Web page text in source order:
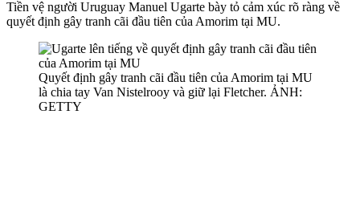
Tiền vệ người Uruguay Manuel Ugarte bày tỏ cảm xúc rõ ràng về
quyết định gây tranh cãi đầu tiên của Amorim tại MU.
Quyết định gây tranh cãi đầu tiên của Amorim tại MU
là chia tay Van Nistelrooy và giữ lại Fletcher. ẢNH:
GETTY